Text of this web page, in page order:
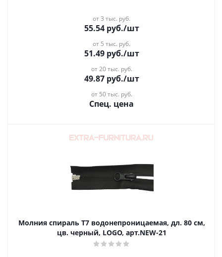
от 3 тыс. руб.
55.54руб./шт
от 5 тыс. руб.
51.49руб./шт
от 20 тыс. руб.
49.87руб./шт
от 50 тыс. руб.
Спец. цена
Молния спираль Т7 водонепроницаемая, дл. 80 см,
цв. черный, LOGO, арт.NEW-21